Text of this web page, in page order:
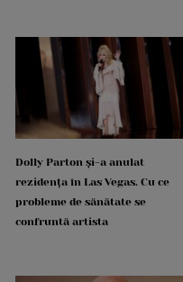
Dolly Parton și-a anulat
rezidența în Las Vegas. Cu ce
probleme de sănătate se
confruntă artista